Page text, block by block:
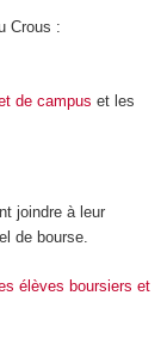
Crous :
de campus et les
joindre à leur
de bourse.
élèves boursiers et